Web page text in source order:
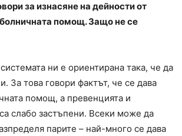
за изнасяне на дейности от
помощ. Защо не се
ни е ориентирана така, че да
За това говори фактът, че се дава
помощ, а превенцията и
слабо застъпени. Всеки може да
парите – най-много се дава